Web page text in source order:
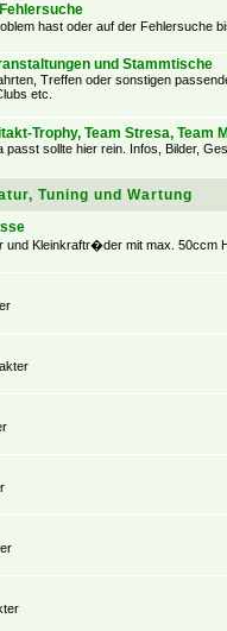
hast oder auf der Fehlersuche
und Stammtische
Treffen oder sonstigen
etc.
Trophy, Team Stresa, Team
passt sollte hier rein. Infos, Bilder,
Tuning und Wartung
und Kleinkraftr�der mit max. 50ccm